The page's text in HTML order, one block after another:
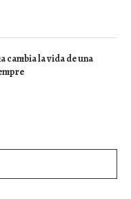
cambia la vida de una